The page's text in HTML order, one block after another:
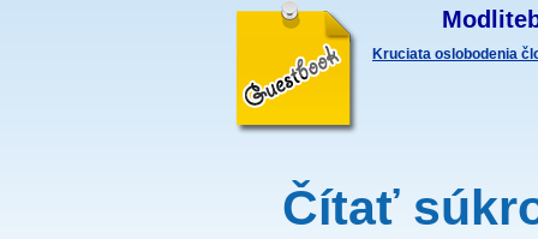
Kruciata oslobodenia
Čítať